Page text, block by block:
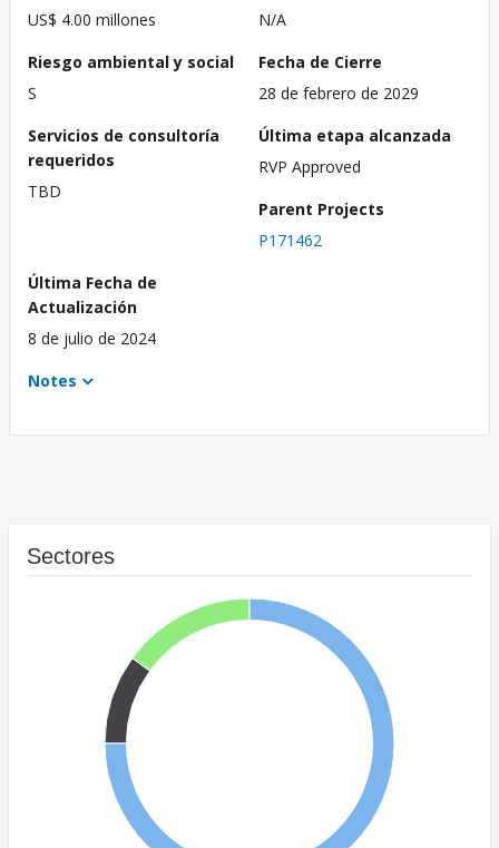
US$ 4.00 millones
N/A
Riesgo ambiental y social
S
Fecha de Cierre
28 de febrero de 2029
Servicios de consultoría
requeridos
TBD
Última etapa alcanzada
RVP Approved
Parent Projects
P171462
Última Fecha de
Actualización
8 de julio de 2024
Notes
Sectores